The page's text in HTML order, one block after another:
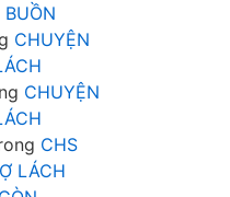
BUỒN
CHUYỆN
CHUYỆN
CHS
LÁCH